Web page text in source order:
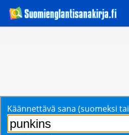
Käännettävä sana (suomeksi